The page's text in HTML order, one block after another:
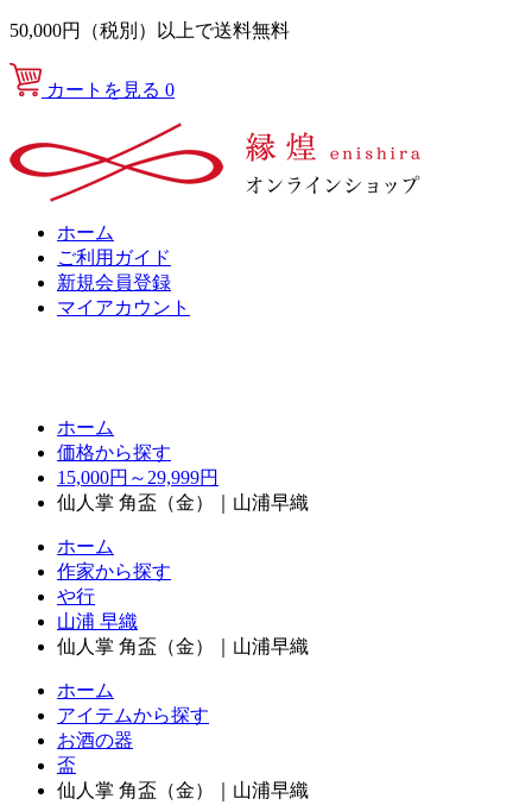
50,000円（税別）以上で送料無料
カートを見る 0
ホーム
ご利用ガイド
新規会員登録
マイアカウント
ホーム
価格から探す
15,000円～29,999円
仙人掌 角盃（金）｜山浦早織
ホーム
作家から探す
や行
山浦 早織
仙人掌 角盃（金）｜山浦早織
ホーム
アイテムから探す
お酒の器
盃
仙人掌 角盃（金）｜山浦早織